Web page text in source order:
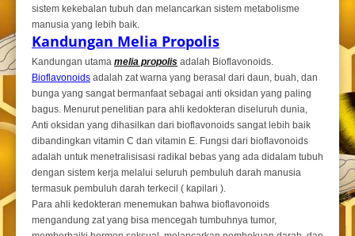
sistem kekebalan tubuh dan melancarkan sistem metabolisme
manusia yang lebih baik.
Kandungan Melia Propolis
Kandungan utama melia propolis adalah Bioflavonoids.
Bioflavonoids adalah zat warna yang berasal dari daun, buah, dan
bunga yang sangat bermanfaat sebagai anti oksidan yang paling
bagus. Menurut penelitian para ahli kedokteran diseluruh dunia,
Anti oksidan yang dihasilkan dari bioflavonoids sangat lebih baik
dibandingkan vitamin C dan vitamin E. Fungsi dari bioflavonoids
adalah untuk menetralisisasi radikal bebas yang ada didalam tubuh
dengan sistem kerja melalui seluruh pembuluh darah manusia
termasuk pembuluh darah terkecil ( kapilari ).
Para ahli kedokteran menemukan bahwa bioflavonoids
mengandung zat yang bisa mencegah tumbuhnya tumor,